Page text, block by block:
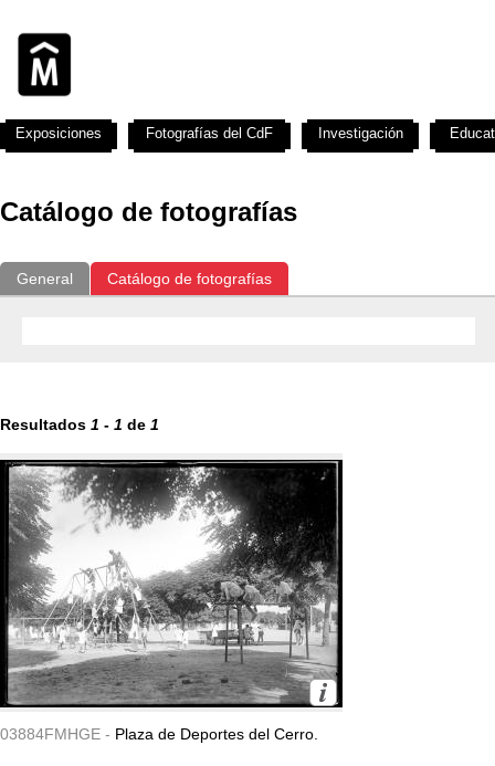
Catálogo de fotografías
General Catálogo de fotografías
Resultados 1 - 1 de 1
03884FMHGE - Plaza de Deportes del Cerro.
Exposiciones Fotografías del CdF Investigación